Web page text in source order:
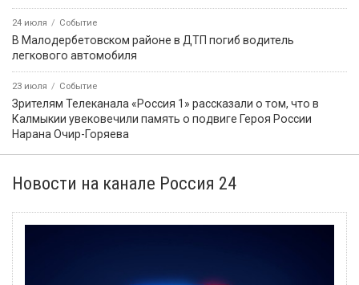
24 июля Событие
В Малодербетовском районе в ДТП погиб водитель
легкового автомобиля
23 июля Событие
Зрителям Телеканала «Россия 1» рассказали о том, что в
Калмыкии увековечили память о подвиге Героя России
Нарана Очир-Горяева
Новости на канале Россия 24